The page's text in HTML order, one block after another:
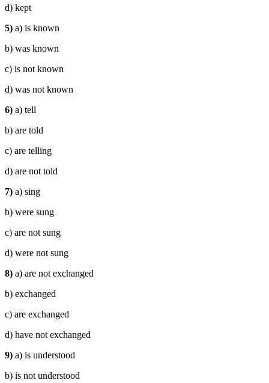
d) kept
5) a) is known
b) was known
c) is not known
d) was not known
6) a) tell
b) are told
c) are telling
d) are not told
7) a) sing
b) were sung
c) are not sung
d) were not sung
8) a) are not exchanged
b) exchanged
c) are exchanged
d) have not exchanged
9) a) is understood
b) is not understood